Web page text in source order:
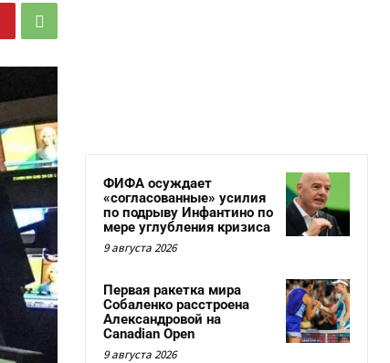
ФИФА осуждает
«согласованные» усилия
по подрыву Инфантино по
мере углубления кризиса
9 августа 2026
Первая ракетка мира
Собаленко расстроена
Александровой на
Canadian Open
9 августа 2026